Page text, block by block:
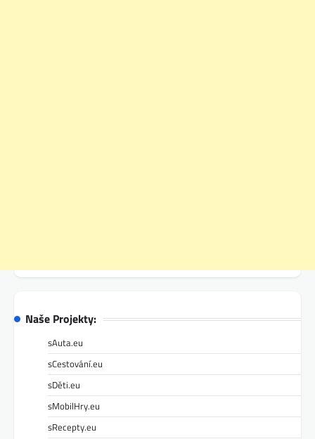
Naše Projekty:
sAuta.eu
sCestování.eu
sDěti.eu
sMobilHry.eu
sRecepty.eu